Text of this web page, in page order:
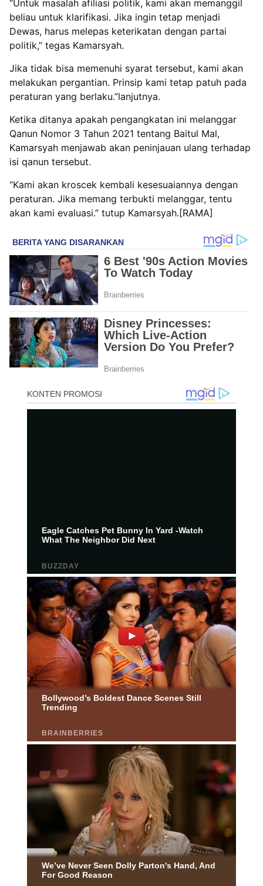
“Untuk masalah afiliasi politik, kami akan memanggil
beliau untuk klarifikasi. Jika ingin tetap menjadi
Dewas, harus melepas keterikatan dengan partai
politik,” tegas Kamarsyah.
Jika tidak bisa memenuhi syarat tersebut, kami akan
melakukan pergantian. Prinsip kami tetap patuh pada
peraturan yang berlaku.”lanjutnya.
Ketika ditanya apakah pengangkatan ini melanggar
Qanun Nomor 3 Tahun 2021 tentang Baitul Mal,
Kamarsyah menjawab akan peninjauan ulang terhadap
isi qanun tersebut.
“Kami akan kroscek kembali kesesuaiannya dengan
peraturan. Jika memang terbukti melanggar, tentu
akan kami evaluasi.” tutup Kamarsyah.[RAMA]